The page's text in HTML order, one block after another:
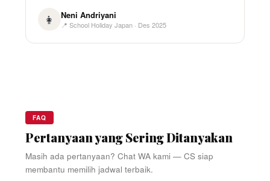
👩 Neni Andriyani
📍 School Holiday Japan · Des 2025
FAQ
Pertanyaan yang Sering Ditanyakan
Masih ada pertanyaan? Chat WA kami — CS siap
membantu memilih jadwal terbaik.